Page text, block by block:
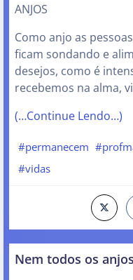
ANJOS
Como anjo as
ficam sondando e
desejos, como é
recebemos na alma,
(…Continue Lendo…)
#permanecem
#vidas
Nem todos os